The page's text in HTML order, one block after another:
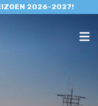
2026-2027!